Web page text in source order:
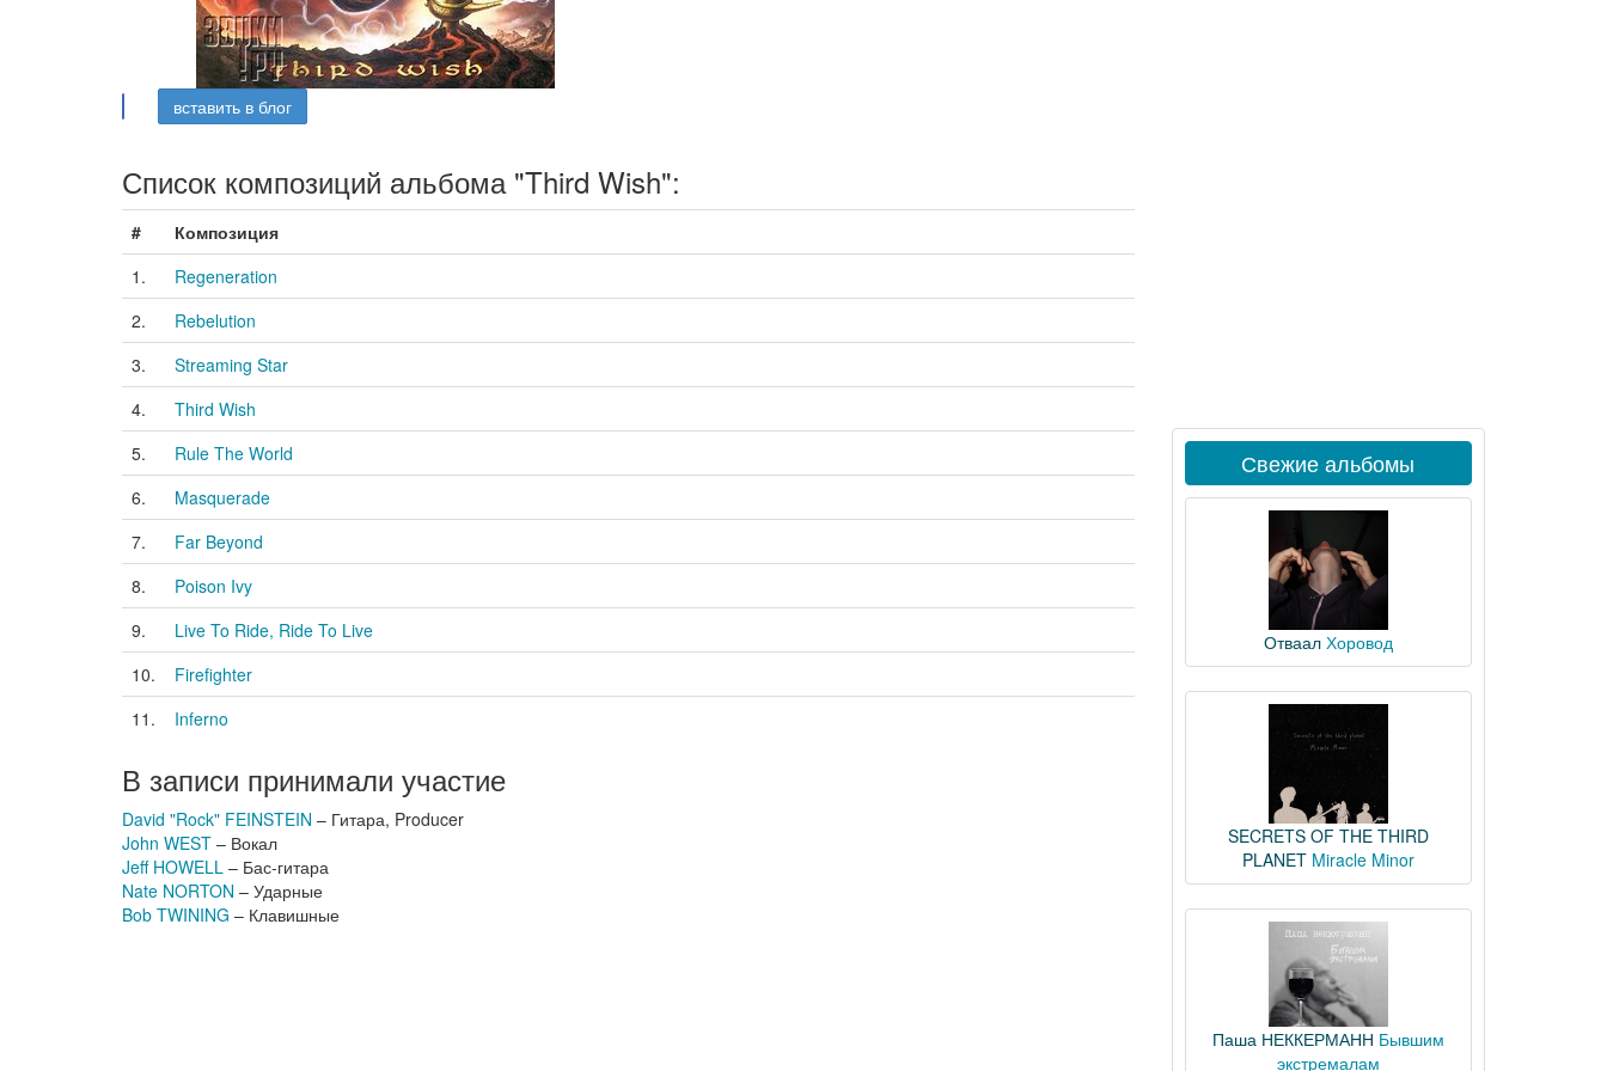
вставить в блог
Список композиций альбома "Third Wish":
#
Композиция
1.
Regeneration
2.
Rebelution
3.
Streaming Star
4.
Third Wish
5.
Rule The World
6.
Masquerade
7.
Far Beyond
8.
Poison Ivy
9.
Live To Ride, Ride To Live
10.
Firefighter
11.
Inferno
В записи принимали участие
David "Rock" FEINSTEIN – Гитара, Producer
John WEST – Вокал
Jeff HOWELL – Бас-гитара
Nate NORTON – Ударные
Bob TWINING – Клавишные
Свежие альбомы
Отваал Хоровод
SECRETS OF THE THIRD
PLANET Miracle Minor
Паша НЕККЕРМАНН Бывшим
экстремалам